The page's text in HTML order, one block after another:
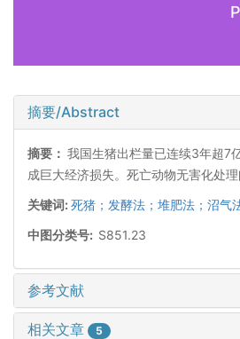
摘要/Abstract
摘要： 我国生猪出栏量已连续3年超7
成巨大经济损失。死亡动物无害化处
关键词:死猪；发酵法；堆肥法；沼气
中图分类号: S851.23
参考文献
相关文章 5